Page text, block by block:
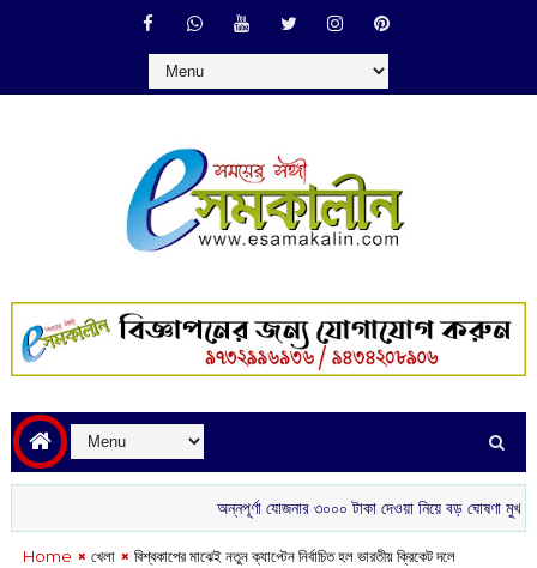
অন্নপূর্ণা যোজনার ৩০০০ টাকা দেওয়া নিয়ে বড় ঘোষণা মুখ্যমন্ত্রীর
Home খেলা বিশ্বকাপের মাঝেই নতুন ক্যাপ্টেন নির্বাচিত হল ভারতীয় ক্রিকেট দলে